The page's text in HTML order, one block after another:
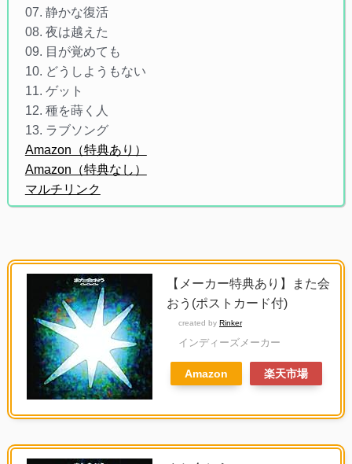
07. 静かな復活
08. 夜は越えた
09. 目が覚めても
10. どうしようもない
11. ゲット
12. 種を蒔く人
13. ラブソング
Amazon（特典あり）
Amazon（特典なし）
マルチリンク
【メーカー特典あり】また会
おう(ポストカード付)
created by Rinker
インディーズメーカー
Amazon 楽天市場